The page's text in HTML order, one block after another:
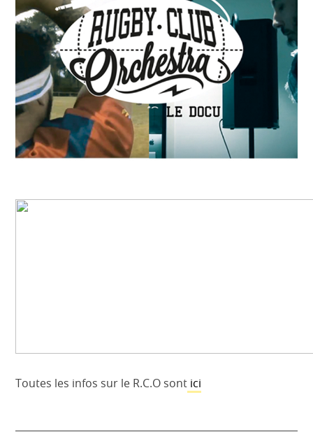
Toutes les infos sur le R.C.O sont ici